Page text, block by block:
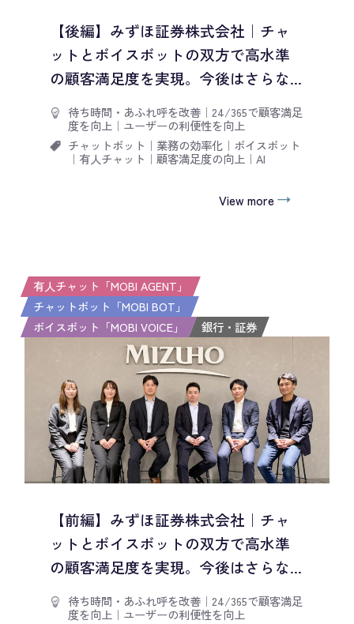
【後編】みずほ証券株式会社｜チャ
ットとボイスボットの双方で高水準
の顧客満足度を実現。今後はさらな...
待ち時間・あふれ呼を改善｜ 24/365で顧客満足
度を向上 ｜ ユーザーの利便性を向上
チャットボット ｜ 業務の効率化｜ ボイスボット
｜ 有人チャット ｜ 顧客満足度の向上 ｜ AI
View more
有人チャット「MOBI AGENT」
チャットボット「MOBI BOT」
ボイスボット「MOBI VOICE」
銀行・証券
【前編】みずほ証券株式会社｜チャ
ットとボイスボットの双方で高水準
の顧客満足度を実現。今後はさらな...
待ち時間・あふれ呼を改善｜ 24/365で顧客満足
度を向上 ｜ ユーザーの利便性を向上